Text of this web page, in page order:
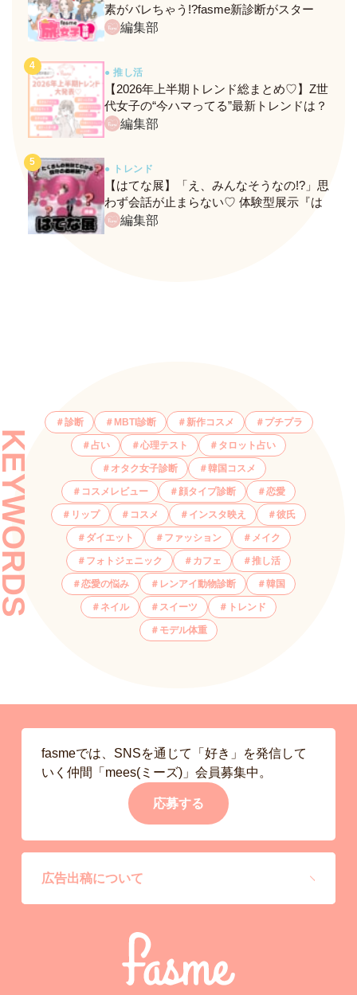
素がバレちゃう!?fasme新診断がスター
ト！編集部
● 推し活
【2026年上半期トレンド総まとめ♡】Z世
代女子の“今ハマってる”最新トレンドは？
ネクストバズ予報もチェック♪
編集部
● トレンド
【はてな展】「え、みんなそうなの!?」思
わず会話が止まらない♡ 体験型展示『は
てな展』に行ってきたレポ
編集部
診断 MBTI診断 新作コスメ プチプラ
占い 心理テスト タロット占い
オタク女子診断 韓国コスメ
コスメレビュー 顔タイプ診断 恋愛
リップ コスメ インスタ映え 彼氏
ダイエット ファッション メイク
フォトジェニック カフェ 推し活
恋愛の悩み レンアイ動物診断 韓国
ネイル スイーツ トレンド
モデル体重
fasmeでは、SNSを通じて「好き」を発信して
いく仲間「mees(ミーズ)」会員募集中。
応募する
広告出稿について